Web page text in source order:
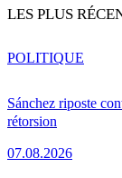
LES PLUS
Sánchez riposte
rétorsion
07.08.2026
POLITIQUE